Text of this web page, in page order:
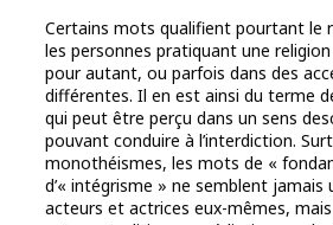
Certains mots qualifient pourtant le
les personnes pratiquant une
pour autant, ou parfois dans des
différentes. Il en est ainsi du terme
qui peut être perçu dans un sens
pouvant conduire à l’interdiction.
monothéismes, les mots de «
d’« intégrisme » ne semblent jamais
acteurs et actrices eux-mêmes,